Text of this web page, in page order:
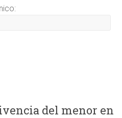
del menor en